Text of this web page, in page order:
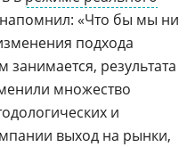
«Что бы мы ни
подхода
результата
множество
и
выход на рынки,